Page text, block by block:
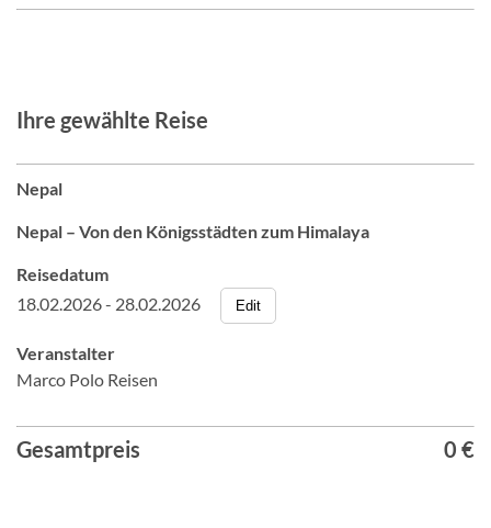
Ihre gewählte Reise
Nepal
Nepal – Von den Königsstädten zum Himalaya
Reisedatum
18.02.2026 - 28.02.2026
Edit
Veranstalter
Marco Polo Reisen
Gesamtpreis 0 €